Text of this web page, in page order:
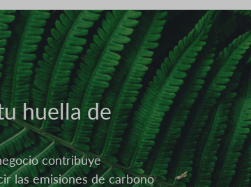
huella de
contribuye
las emisiones de carbono